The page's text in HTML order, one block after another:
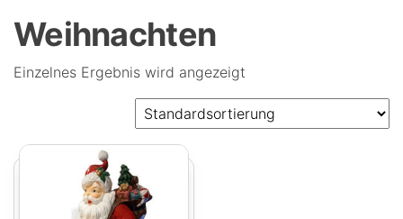
Weihnachten
Einzelnes Ergebnis wird angezeigt